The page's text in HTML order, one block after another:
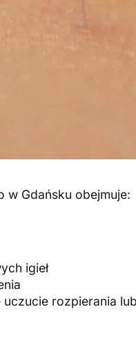
w Gdańsku obejmuje:
igieł
rozpierania